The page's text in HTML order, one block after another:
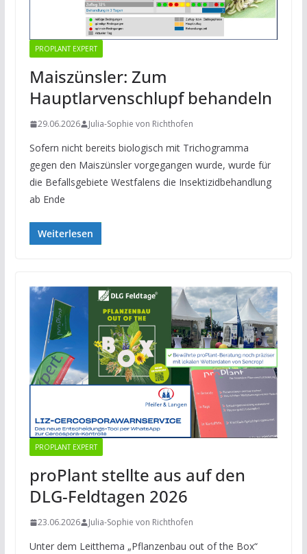
PROPLANT EXPERT
Maiszünsler: Zum
Hauptlarvenschlupf behandeln
29.06.2026 Julia-Sophie von Richthofen
Sofern nicht bereits biologisch mit Trichogramma
gegen den Maiszünsler vorgegangen wurde, wurde für
die Befallsgebiete Westfalens die Insektizidbehandlung
ab Ende
Weiterlesen
PROPLANT EXPERT
proPlant stellte aus auf den
DLG-Feldtagen 2026
23.06.2026 Julia-Sophie von Richthofen
Unter dem Leitthema „Pflanzenbau out of the Box“